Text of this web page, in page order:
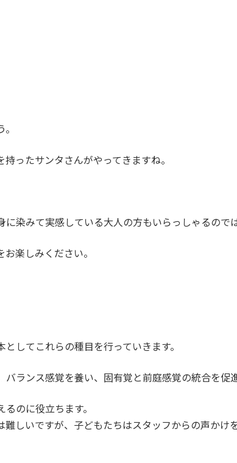
ったサンタさんがやってきますね。
染みて実感している大人の方もいらっしゃるので
楽しみください。
してこれらの種目を行っていきます。
ランス感覚を養い、固有覚と前庭感覚の統合を促進
のに役立ちます。
しいですが、子どもたちはスタッフからの声かけ